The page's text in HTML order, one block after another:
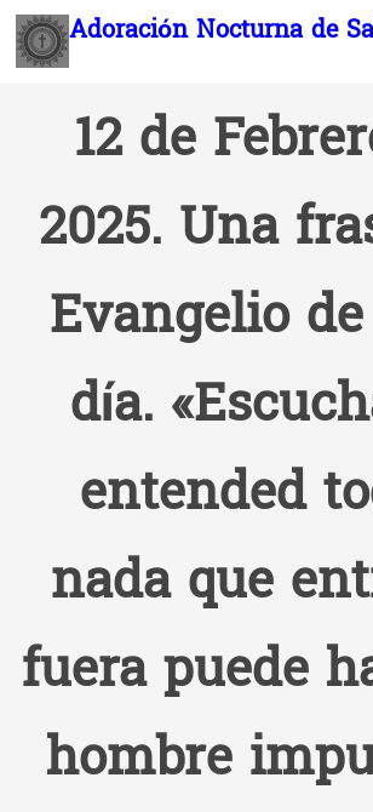
Saltar Adoración Nocturna de
12 de
2025. Una
Evangelio
día.
entended
nada que
fuera puede
hombre